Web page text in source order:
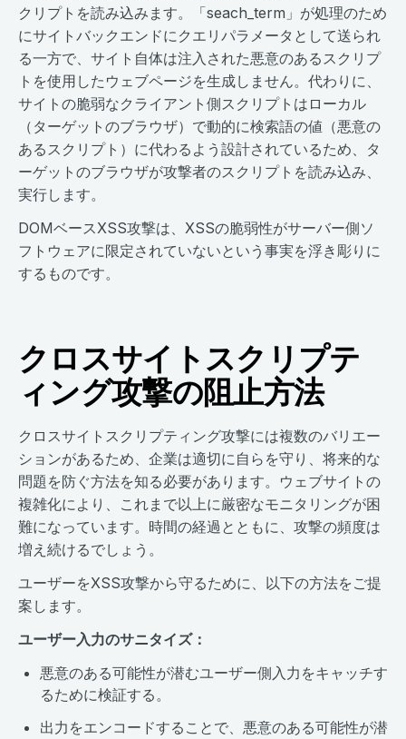
クリプトを読み込みます。「seach_term」が処理のため
にサイトバックエンドにクエリパラメータとして送られ
る一方で、サイト自体は注入された悪意のあるスクリプ
トを使用したウェブページを生成しません。代わりに、
サイトの脆弱なクライアント側スクリプトはローカル
（ターゲットのブラウザ）で動的に検索語の値（悪意の
あるスクリプト）に代わるよう設計されているため、タ
ーゲットのブラウザが攻撃者のスクリプトを読み込み、
実行します。
DOMベースXSS攻撃は、XSSの脆弱性がサーバー側ソ
フトウェアに限定されていないという事実を浮き彫りに
するものです。
クロスサイトスクリプテ
ィング攻撃の阻止方法
クロスサイトスクリプティング攻撃には複数のバリエー
ションがあるため、企業は適切に自らを守り、将来的な
問題を防ぐ方法を知る必要があります。ウェブサイトの
複雑化により、これまで以上に厳密なモニタリングが困
難になっています。時間の経過とともに、攻撃の頻度は
増え続けるでしょう。
ユーザーをXSS攻撃から守るために、以下の方法をご提
案します。
ユーザー入力のサニタイズ：
悪意のある可能性が潜むユーザー側入力をキャッチす
るために検証する。
出力をエンコードすることで、悪意のある可能性が潜